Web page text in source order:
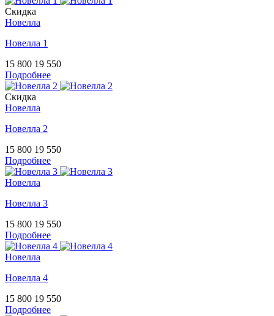
Скидка
Новелла
Новелла 1
15 800 19 550
Подробнее
Скидка
Новелла
Новелла 2
15 800 19 550
Подробнее
Новелла
Новелла 3
15 800 19 550
Подробнее
Новелла
Новелла 4
15 800 19 550
Подробнее